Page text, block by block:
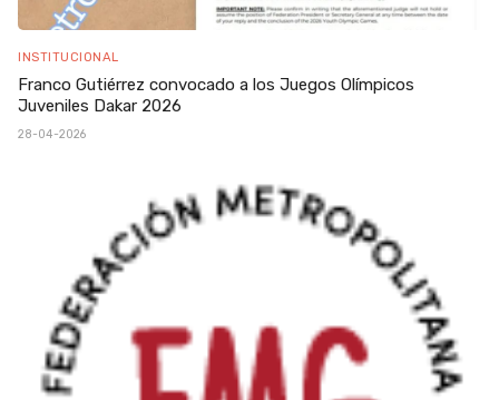
INSTITUCIONAL
Franco Gutiérrez convocado a los Juegos Olímpicos
Juveniles Dakar 2026
28-04-2026